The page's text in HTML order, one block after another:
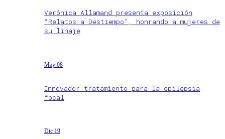
Verónica Allamand presenta exposición
“Relatos a Destiempo”, honrando a mujeres de
su linaje
May 08
Innovador tratamiento para la epilepsia
focal
Dic 19